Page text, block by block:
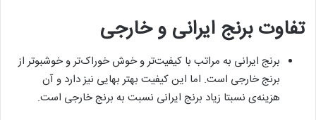
تفاوت برنج ایرانی و خارجی
برنج ایرانی به مراتب با کیفیت‌تر و خوش خوراک‌تر و خوشبوتر از
برنج خارجی است. اما این کیفیت بهتر بهایی نیز دارد و آن
هزینه‌ی نسبتا زیاد برنج ایرانی نسبت به برنج خارجی است.